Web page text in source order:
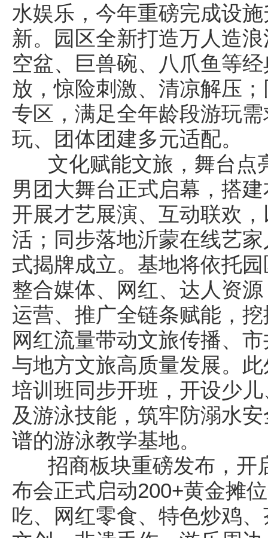
水娱乐，今年重磅完成设
新。园区全新打造万人造
空盆、巨兽碗、八爪鱼等
放，惊险刺激、清凉解压
专区，满足全年龄段游玩
玩、团体团建多元适配。
文化赋能文旅，舞台点
男团大舞台正式启幕，搭
开展才艺展演、互动联欢
活；同步落地沂蒙在线艺
式揭牌成立。基地将依托
整合媒体、网红、达人资
运营、推广全链条赋能，
网红流量带动文旅传播、
与地方文旅高质量发展。
培训班同步开班，开设少
及游泳技能，筑牢防溺水
谱的游泳教学基地。
招商板块重磅发布，开
布会正式启动200+黄金摊
吃、网红零食、特色炒鸡